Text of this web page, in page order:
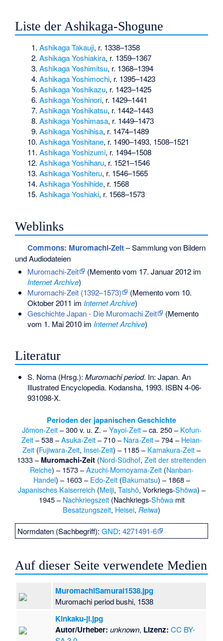
Liste der Ashikaga-Shogune
Ashikaga Takauji, r. 1338–1358
Ashikaga Yoshiakira, r. 1359–1367
Ashikaga Yoshimitsu, r. 1368–1394
Ashikaga Yoshimochi, r. 1395–1423
Ashikaga Yoshikazu, r. 1423–1425
Ashikaga Yoshinori, r. 1429–1441
Ashikaga Yoshikatsu, r. 1442–1443
Ashikaga Yoshimasa, r. 1449–1473
Ashikaga Yoshihisa, r. 1474–1489
Ashikaga Yoshitane, r. 1490–1493, 1508–1521
Ashikaga Yoshizumi, r. 1494–1508
Ashikaga Yoshiharu, r. 1521–1546
Ashikaga Yoshiteru, r. 1546–1565
Ashikaga Yoshihide, r. 1568
Ashikaga Yoshiaki, r. 1568–1573
Weblinks
Commons: Muromachi-Zeit– Sammlung von Bildern
und Audiodateien
Muromachi-Zeit
(Mementovom 17. Januar 2012 im
Internet Archive)
Muromachi-Zeit (1392–1573)
(Mementovom 10.
Oktober 2011 im Internet Archive)
Geschichte Japan - Die Muromachi Zeit
(Memento
vom 1. Mai 2010 im Internet Archive)
Literatur
S. Noma (Hrsg.): Muromachi period. In: Japan. An
Illustrated Encyclopedia. Kodansha, 1993. ISBN 4-06-
931098-X.
Perioden der japanischen Geschichte
Jōmon-Zeit– 300 v. u. Z. –Yayoi-Zeit– ca. 250 – Kofun-
Zeit– 538 –Asuka-Zeit– 710 – Nara-Zeit– 794 – Heian-
Zeit (Fujiwara-Zeit, Insei-Zeit) – 1185 – Kamakura-Zeit–
1333 – Muromachi-Zeit (Nord-Südhof, Zeit der streitenden
Reiche) – 1573 –Azuchi-Momoyama-Zeit(Nanban-
Handel) – 1603 – Edo-Zeit(Bakumatsu) – 1868 –
Japanisches Kaiserreich (Meiji, Taishō, Vorkriegs-Shōwa) –
1945 – Nachkriegszeit(Nachkriegs-Shōwamit
Besatzungszeit, Heisei, Reiwa)
Normdaten (Sachbegriff):GND:4271491-6
Auf dieser Seite verwendete Medien
MuromachiSamurai1538.jpg
Muromachi period bushi, 1538
Kinkaku-ji.jpg
Autor/Urheber: unknown, Lizenz: CC BY-